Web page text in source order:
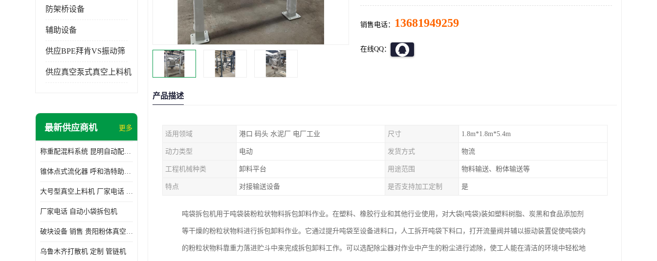
防架桥设备
辅助设备
供应BPE拜肯VS振动筛
供应真空泵式真空上料机
最新供应商机 更多
称重配混料系统 昆明自动配料系统 厂家电话
锥体点式流化器 呼和浩特助流料斗 厂家
大号型真空上料机 厂家电话 武汉粉体料管链机
厂家电话 自动小袋拆包机
破块设备 销售 贵阳粉体真空上料机
乌鲁木齐打散机 定制 管链机
销售电话： 13681949259
在线QQ：
产品描述
适用领域 港口 码头 水泥厂 电厂工业 尺寸 1.8m*1.8m*5.4m
动力类型 电动 发货方式 物流
工程机械种类 卸料平台 用途范围 物料输送、粉体输送等
特点 对接输送设备 是否支持加工定制 是
吨袋拆包机用于吨袋装粉粒状物料拆包卸料作业。在塑料、橡胶行业和其他行业使用，对大袋(吨袋)装如塑料树脂、炭黑和食品添加剂
等干燥的粉粒状物料进行拆包卸料作业。它通过提升吨袋至设备进料口，人工拆开吨袋下料口，打开流量阀并辅以振动装置促使吨袋内
的粉粒状物料靠重力落进贮斗中来完成拆包卸料工作。可以选配除尘器对作业中产生的粉尘进行滤除，使工人能在清洁的环境中轻松地